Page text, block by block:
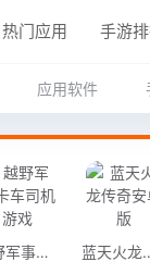
热门应用 手游
应用软件
越野军事卡车司机游戏 蓝天火龙